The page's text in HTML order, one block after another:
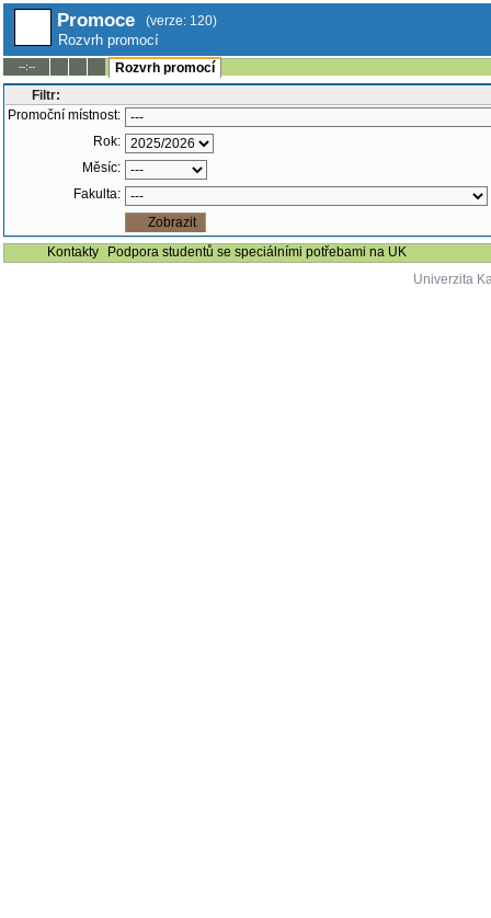
Promoce (verze: 120)
Rozvrh promocí
--:--
Rozvrh promocí
Filtr:
Promoční místnost:
Rok:
Měsíc:
Fakulta:
Kontakty
Podpora studentů se speciálními potřebami na UK
Univerzita